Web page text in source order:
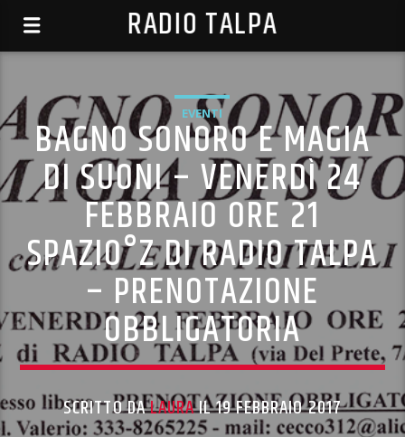
RADIO TALPA
EVENTI
BAGNO SONORO E MAGIA
DI SUONI – VENERDÌ 24
FEBBRAIO ORE 21
SPAZIO°Z DI RADIO TALPA
– PRENOTAZIONE
OBBLIGATORIA
SCRITTO DALAURAIL 19 FEBBRAIO 2017